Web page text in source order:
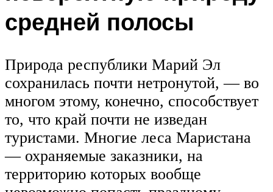
средней полосы
Природа республики Марий Эл
сохранилась почти нетронутой, — во
многом этому, конечно, способствует
то, что край почти не изведан
туристами. Многие леса Маристана
— охраняемые заказники, на
территорию которых вообще